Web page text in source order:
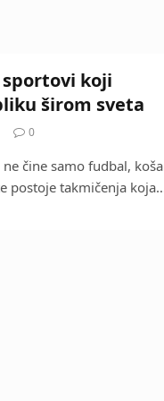
koji
širom sveta
0
čine samo fudbal,
postoje takmičenja